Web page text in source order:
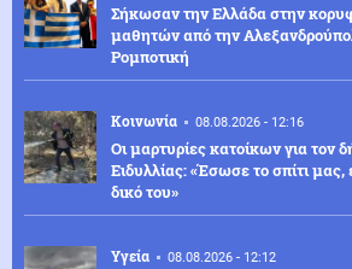
Σήκωσαν την Ελλάδα στην
μαθητών από την
Ρομποτική
Κοινωνία 08.08.2026 - 12:16
Οι μαρτυρίες κατοίκων για τον
Ειδυλλίας: «Έσωσε το σπίτι
δικό του»
Υγεία 08.08.2026 - 12:12